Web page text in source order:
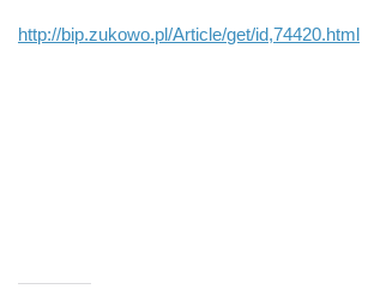
http://bip.zukowo.pl/Article/get/id,74420.html